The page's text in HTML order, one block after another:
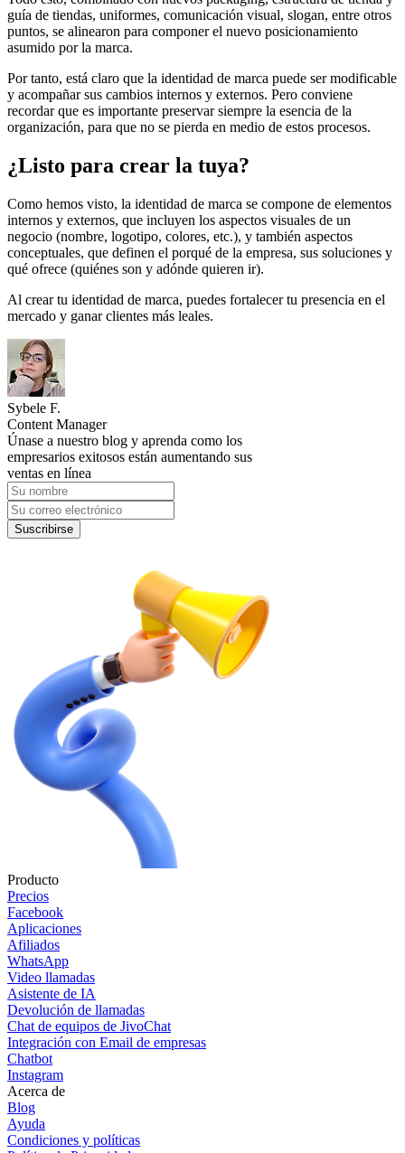
guía de tiendas, uniformes, comunicación visual, slogan, entre otros
puntos, se alinearon para componer el nuevo posicionamiento
asumido por la marca.
Por tanto, está claro que la identidad de marca puede ser modificable
y acompañar sus cambios internos y externos. Pero conviene
recordar que es importante preservar siempre la esencia de la
organización, para que no se pierda en medio de estos procesos.
¿Listo para crear la tuya?
Como hemos visto, la identidad de marca se compone de elementos
internos y externos, que incluyen los aspectos visuales de un
negocio (nombre, logotipo, colores, etc.), y también aspectos
conceptuales, que definen el porqué de la empresa, sus soluciones y
qué ofrece (quiénes son y adónde quieren ir).
Al crear tu identidad de marca, puedes fortalecer tu presencia en el
mercado y ganar clientes más leales.
Sybele F.
Content Manager
Únase a nuestro blog y aprenda como los
empresarios exitosos están aumentando sus
ventas en línea
Suscribirse
Producto
Precios
Facebook
Aplicaciones
Afiliados
WhatsApp
Video llamadas
Asistente de IA
Devolución de llamadas
Chat de equipos de JivoChat
Integración con Email de empresas
Chatbot
Instagram
Acerca de
Blog
Ayuda
Condiciones y políticas